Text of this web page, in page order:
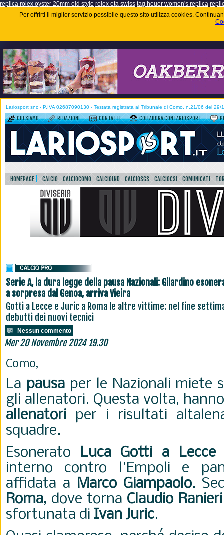
replica rolex oyster 20mm old style rolex eta swiss tag heuer women's replica
Per offrirti il miglior servizio possibile questo sito utilizza cookies.
Lariosport snc - P.IVA 02687090130 - Testata registrata al Tribunale di Como, n.21/06 del 29/
CHI SIAMO REDAZIONE CONTATTI COLLABORA CON LARIOSPORT
HOMEPAGE CALCIO CALCIOCOMO CALCIOLND CALCIOSGS CALCIOCSI COMUNICATI
Serie A, la dura legge della pausa Nazionali: Gilardino
a sorpresa dal Genoa, arriva Vieira
Gotti a Lecce e Juric a Roma le altre vittime: nel fine
debutti dei nuovi tecnici
Nessun commento
Mer 20 Novembre 2024 19.30
Como,
La pausaper le Nazionali miete
gli allenatori. Questa volta,
allenatori per i risultati
squadre.
Esonerato Luca Gotti a Lecce
interno contro l'Empoli e
affidata a Marco Giampaolo.
Roma, dove torna Claudio Ranieri
sfortunata di Ivan Juric.